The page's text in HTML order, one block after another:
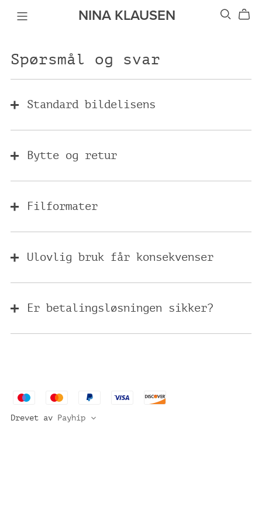
NINA KLAUSEN
Spørsmål og svar
Standard bildelisens
Bytte og retur
Filformater
Ulovlig bruk får konsekvenser
Er betalingsløsningen sikker?
Drevet av Payhip